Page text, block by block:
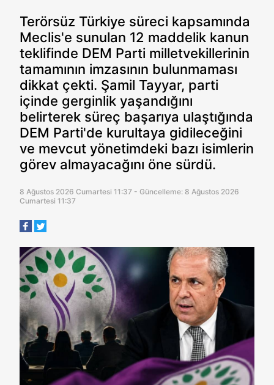
Terörsüz Türkiye süreci kapsamında
Meclis'e sunulan 12 maddelik kanun
teklifinde DEM Parti milletvekillerinin
tamamının imzasının bulunmaması
dikkat çekti. Şamil Tayyar, parti
içinde gerginlik yaşandığını
belirterek süreç başarıya ulaştığında
DEM Parti'de kurultaya gidileceğini
ve mevcut yönetimdeki bazı isimlerin
görev almayacağını öne sürdü.
8 Ağustos 2026 Cumartesi 11:37 - Güncelleme: 8 Ağustos 2026
Cumartesi 11:37